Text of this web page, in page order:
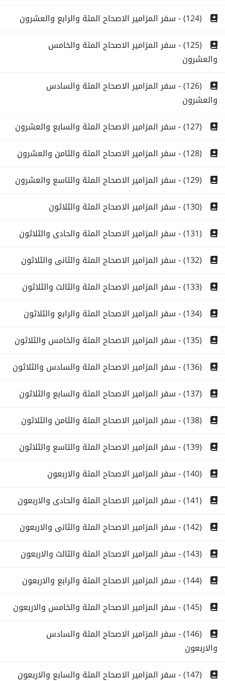
(124) - سفر المزامير الاصحاح المئة والرابع والعشرون
(125) - سفر المزامير الاصحاح المئة والخامس
والعشرون
(126) - سفر المزامير الاصحاح المئة والسادس
والعشرون
(127) - سفر المزامير الاصحاح المئة والسابع والعشرون
(128) - سفر المزامير الاصحاح المئة والثامن والعشرون
(129) - سفر المزامير الاصحاح المئة والتاسع والعشرون
(130) - سفر المزامير الاصحاح المئة والثلاثون
(131) - سفر المزامير الاصحاح المئة والحادى والثلاثون
(132) - سفر المزامير الاصحاح المئة والثانى والثلاثون
(133) - سفر المزامير الاصحاح المئة والثالث والثلاثون
(134) - سفر المزامير الاصحاح المئة والرابع والثلاثون
(135) - سفر المزامير الاصحاح المئة والخامس والثلاثون
(136) - سفر المزامير الاصحاح المئة والسادس والثلاثون
(137) - سفر المزامير الاصحاح المئة والسابع والثلاثون
(138) - سفر المزامير الاصحاح المئة والثامن والثلاثون
(139) - سفر المزامير الاصحاح المئة والتاسع والثلاثون
(140) - سفر المزامير الاصحاح المئة والاربعون
(141) - سفر المزامير الاصحاح المئة والحادى والاربعون
(142) - سفر المزامير الاصحاح المئة والثانى والاربعون
(143) - سفر المزامير الاصحاح المئة والثالث والاربعون
(144) - سفر المزامير الاصحاح المئة والرابع والاربعون
(145) - سفر المزامير الاصحاح المئة والخامس والاربعون
(146) - سفر المزامير الاصحاح المئة والسادس
والاربعون
(147) - سفر المزامير الاصحاح المئة والسابع والاربعون